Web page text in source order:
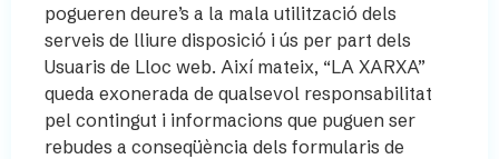
pogueren deure’s a la mala utilització dels
serveis de lliure disposició i ús per part dels
Usuaris de Lloc web. Així mateix, “LA XARXA”
queda exonerada de qualsevol responsabilitat
pel contingut i informacions que puguen ser
rebudes a conseqüència dels formularis de